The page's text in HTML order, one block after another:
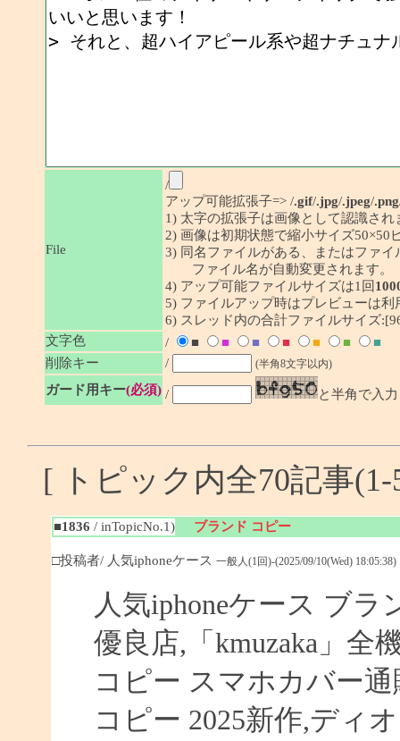
File
/
アップ可能拡張子=> /.gif/.jpg/.jpeg/.png
1) 太字の拡張子は画像として認識され
2) 画像は初期状態で縮小サイズ50×50
3) 同名ファイルがある、またはファ
ファイル名が自動変更されます。
4) アップ可能ファイルサイズは1回
5) ファイルアップ時はプレビューは利
6) スレッド内の合計ファイルサイズ
文字色
/ ■ ■ ■ ■ ■ ■
■
削除キー
/ (半角8文字以内)
ガード用キー(必須) / と半角で入力
[ トピック内全70記事
■1836 / inTopicNo.1) ブランド コピー
□投稿者/ 人気iphoneケース 一般人(1回)-(2025/09/10(Wed) 18:05:38)
人気iphoneケース ブラ
優良店,「kmuzaka」全
コピー スマホカバー
コピー 2025新作,ディ